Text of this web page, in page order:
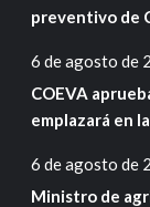
preventivo de
6 de agosto de
COEVA
emplazará en
6 de agosto de
Ministro de